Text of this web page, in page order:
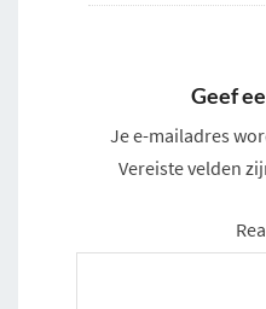
Geef
Je e-mailadres
Vereiste velden